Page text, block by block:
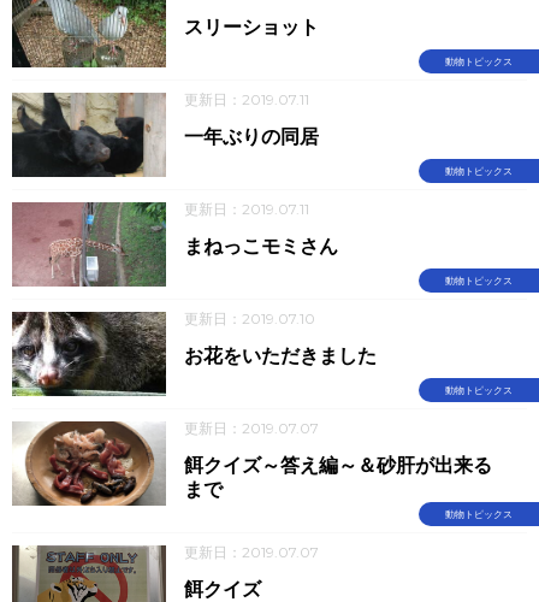
動物トピックス
スリーショット
更新日：2019.07.11
動物トピックス
一年ぶりの同居
更新日：2019.07.11
動物トピックス
まねっこモミさん
更新日：2019.07.10
動物トピックス
お花をいただきました
更新日：2019.07.07
動物トピックス
餌クイズ～答え編～＆砂肝が出来る
まで
更新日：2019.07.07
餌クイズ